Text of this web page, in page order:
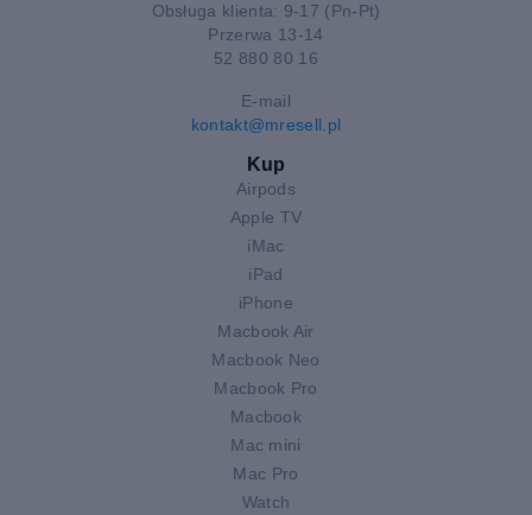
Obsługa klienta: 9-17 (Pn-Pt)
Przerwa 13-14
52 880 80 16
E-mail
kontakt@mresell.pl
Kup
Airpods
Apple TV
iMac
iPad
iPhone
Macbook Air
Macbook Neo
Macbook Pro
Macbook
Mac mini
Mac Pro
Watch